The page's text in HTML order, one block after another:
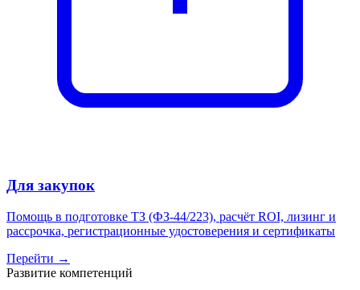
Для закупок
Помощь в подготовке ТЗ (ФЗ-44/223), расчёт ROI, лизинг и
рассрочка, регистрационные удостоверения и сертификаты
Перейти →
Развитие компетенций